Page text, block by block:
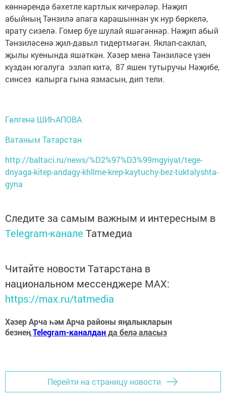
көннәрендә бәхетле картлык кичерәләр. Нәҗип
абыйның Тәнзилә апага карашыннан ук нур бөркелә,
ярату сизелә. Гомер буе шулай яшәгәннәр. Нәҗип абый
Тәнзиләсенә җил-давыл тидертмәгән. Яклап-саклап,
җылы куенында яшәткән. Хәзер менә Тәнзиләсе үзен
күздән югалуга эзләп китә, 87 яшен тутыручы Нәҗибе,
синсез калырга гына язмасын, дип тели.
Гөлгенә ШИҺАПОВА
Ватаным Татарстан
http://baltaci.ru/news/%D2%97%D3%99mgyiyat/tege-
dnyaga-kitep-andagy-khllrne-krep-kaytuchy-bez-tuktalyshta-
gyna
Следите за самым важным и интересным в
Telegram-канале Татмедиа
Читайте новости Татарстана в
национальном мессенджере MАХ:
https://max.ru/tatmedia
Хәзер Арча һәм Арча районы яңалыкларын
безнеңTelegram-каналданда белә аласыз
Перейти на страницу новости